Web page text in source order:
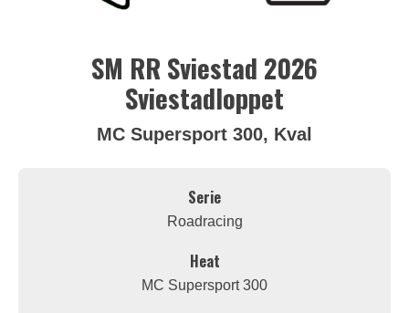
SM RR Sviestad 2026
Sviestadloppet
MC Supersport 300, Kval
Serie
Roadracing
Heat
MC Supersport 300